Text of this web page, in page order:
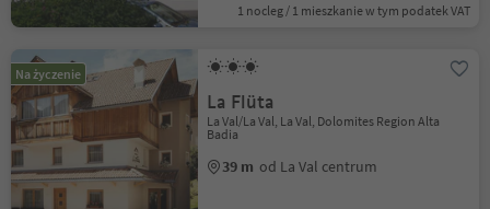
1 nocleg / 1 mieszkanie w tym podatek VAT
Na życzenie
La Flüta
La Val/La Val, La Val, Dolomites Region Alta
Badia
39 m od La Val centrum